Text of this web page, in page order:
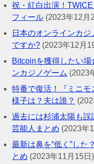
祝・紅白出演！
フィール (2023年12月
日本のオンラインカ
ですか? (2023年12月
Bitcoinを獲得したい
ンカジノゲーム (2023
特番で復活！『ミニ
様子は？夫は誰？
過去には杉浦太陽も誤
芸能人まとめ (2023年
最新は鼻を“低く”し
とめ (2023年11月15日)